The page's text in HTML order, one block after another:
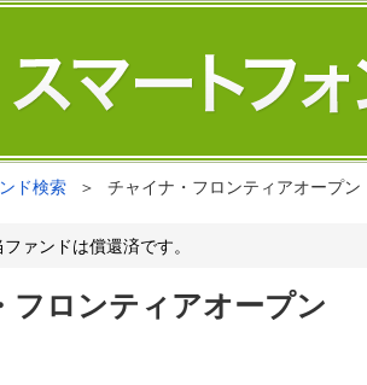
ド検索 ＞ チャイナ・フロンティアオープン
ンドは償還済です。
フロンティアオープン